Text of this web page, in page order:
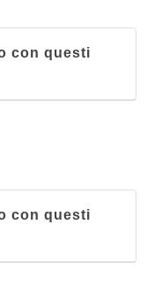
con questi
con questi